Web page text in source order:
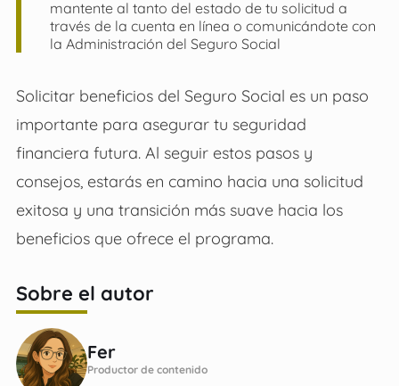
mantente al tanto del estado de tu solicitud a
través de la cuenta en línea o comunicándote con
la Administración del Seguro Social
Solicitar beneficios del Seguro Social es un paso
importante para asegurar tu seguridad
financiera futura. Al seguir estos pasos y
consejos, estarás en camino hacia una solicitud
exitosa y una transición más suave hacia los
beneficios que ofrece el programa.
Sobre el autor
Fer
Productor de contenido